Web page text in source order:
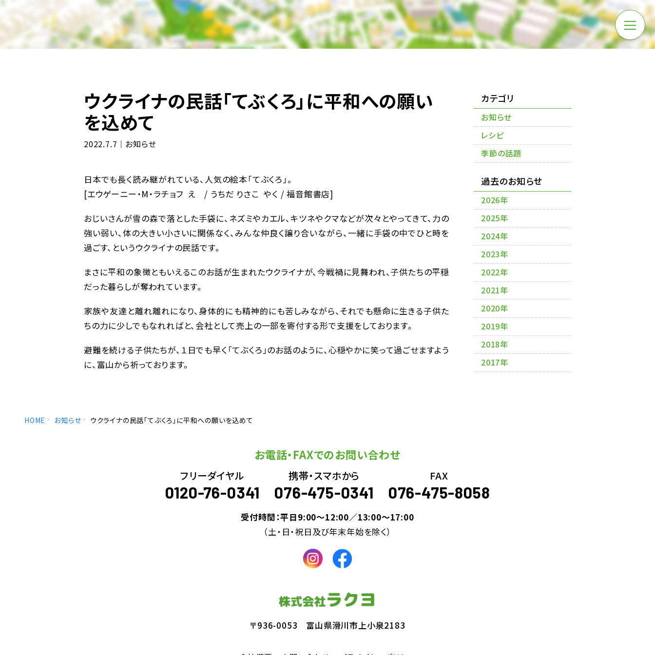
ウクライナの民話「てぶくろ」に平和への願い
を込めて
2022.7.7｜お知らせ
日本でも長く読み継がれている、人気の絵本「てぶくろ」。
[エウゲーニー・M・ラチョフ え / うちだ りさこ やく / 福音館書店]
おじいさんが雪の森で落とした手袋に、ネズミやカエル、キツネやクマなどが次々とやってきて、力の
強い弱い、体の大きい小さいに関係なく、みんな仲良く譲り合いながら、一緒に手袋の中でひと時を
過ごす、というウクライナの民話です。
まさに平和の象徴ともいえるこのお話が生まれたウクライナが、今戦禍に見舞われ、子供たちの平穏
だった暮らしが奪われています。
家族や友達と離れ離れになり、身体的にも精神的にも苦しみながら、それでも懸命に生きる子供た
ちの力に少しでもなれればと、会社として売上の一部を寄付する形で支援をしております。
避難を続ける子供たちが、１日でも早く「てぶくろ」のお話のように、心穏やかに笑って過ごせますよう
に、富山から祈っております。
カテゴリ
お知らせ
レシピ
季節の話題
過去のお知らせ
2026年
2025年
2024年
2023年
2022年
2021年
2020年
2019年
2018年
2017年
HOME お知らせ ウクライナの民話「てぶくろ」に平和への願いを込めて
お電話・FAXでのお問い合わせ
フリーダイヤル
0120-76-0341
携帯・スマホから
076-475-0341
FAX
076-475-8058
受付時間：平日9:00～12:00／13:00～17:00
（土・日・祝日及び年末年始を除く）
〒936-0053 富山県滑川市上小泉2183